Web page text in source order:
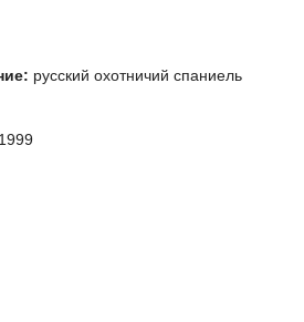
русский охотничий спаниель